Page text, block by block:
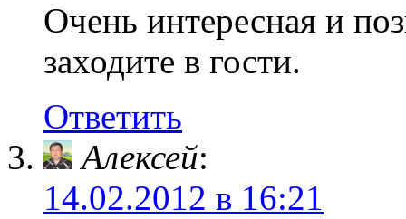
Очень интересная и
заходите в гости.
Ответить
Алексей:
14.02.2012 в 16:21